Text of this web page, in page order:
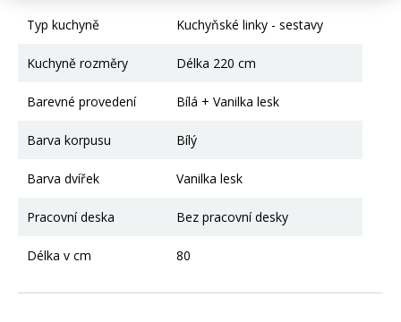
Typ kuchyně Kuchyňské linky - sestavy
Kuchyně rozměry Délka 220 cm
Barevné provedení Bílá + Vanilka lesk
Barva korpusu Bílý
Barva dvířek Vanilka lesk
Pracovní deska Bez pracovní desky
Délka v cm 80